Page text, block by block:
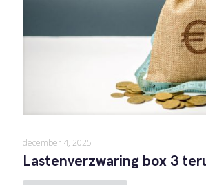
december 4, 2025
Lastenverzwaring box 3